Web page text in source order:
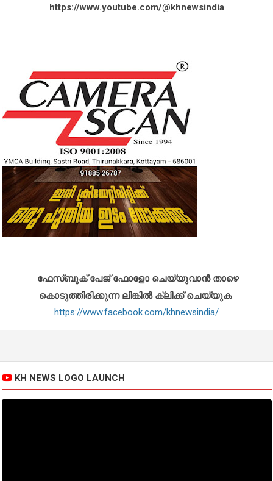
https://www.youtube.com/@khnewsindia
ഫേസ്ബുക് പേജ് ഫോളോ ചെയ്യുവാൻ താഴെ
കൊടുത്തിരിക്കുന്ന ലിങ്കിൽ ക്ലിക്ക് ചെയ്യുക
https://www.facebook.com/khnewsindia/
KH NEWS LOGO LAUNCH